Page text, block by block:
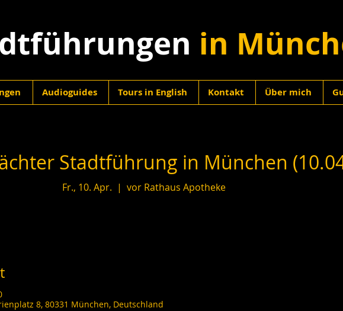
in
Audioguides Tours in English Kontakt Über mich
Stadtführung in München
Fr., 10. Apr.
  |
vor Rathaus Apotheke
8, 80331 München, Deutschland